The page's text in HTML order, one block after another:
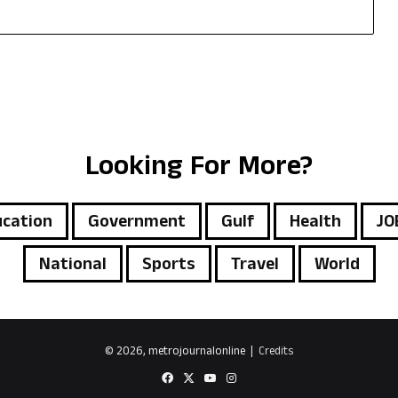
Looking For More?
Government Gulf Health
National
Sports Travel World
© 2026, metrojournalonline | Credits
Facebook
X YouTubeInstagram